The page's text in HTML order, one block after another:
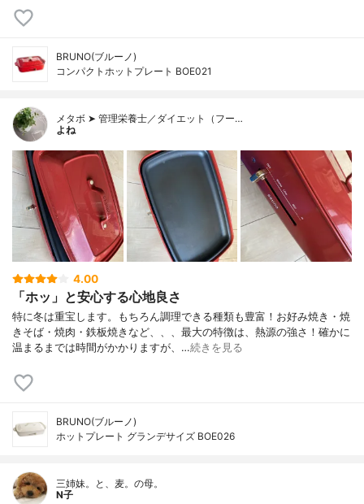
BRUNO(ブルーノ)
コンパクトホットプレート BOE021
メタボ ➤ 管理栄養士／ダイエット（フー…
よね
4.00
「ホッ」と安心する心地良さ
特に冬は重宝します。もちろん調理できる種類も豊富！お好み焼き・焼
きそば・焼肉・鉄板焼きなど、、、最大の特徴は、熱源の強さ！確かに
温まるまでは時間がかかりますが、…続きを見る
BRUNO(ブルーノ)
ホットプレート グランデサイズ BOE026
三姉妹。と、麦。の母。
N子